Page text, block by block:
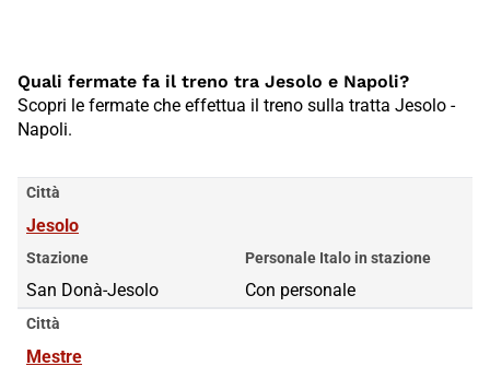
Quali fermate fa il treno tra Jesolo e Napoli?
Scopri le fermate che effettua il treno sulla tratta Jesolo -
Napoli.
Città
Jesolo
Stazione
San Donà-Jesolo
Personale Italo in stazione
Con personale
Città
Mestre